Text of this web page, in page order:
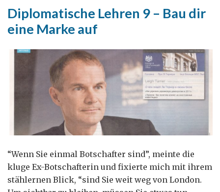
Diplomatische Lehren 9 – Bau dir
eine Marke auf
“Wenn Sie einmal Botschafter sind”, meinte die
kluge Ex-Botschafterin und fixierte mich mit ihrem
stählernen Blick, “sind Sie weit weg von London.